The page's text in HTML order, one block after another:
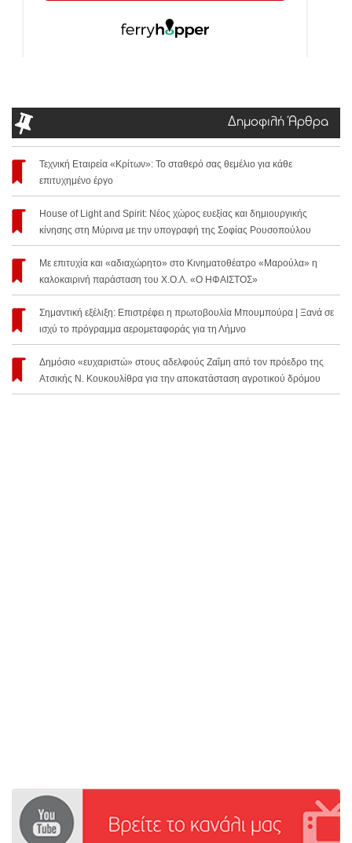
Δημοφιλή Άρθρα
Τεχνική Εταιρεία «Κρίτων»: Το σταθερό σας θεμέλιο για κάθε
επιτυχημένο έργο
House of Light and Spirit: Νέος χώρος ευεξίας και δημιουργικής
κίνησης στη Μύρινα με την υπογραφή της Σοφίας Ρουσοπούλου
Με επιτυχία και «αδιαχώρητο» στο Κινηματοθέατρο «Μαρούλα» η
καλοκαιρινή παράσταση του Χ.Ο.Λ. «Ο ΗΦΑΙΣΤΟΣ»
Σημαντική εξέλιξη: Επιστρέφει η πρωτοβουλία Μπουμπούρα | Ξανά σε
ισχύ το πρόγραμμα αερομεταφοράς για τη Λήμνο
Δημόσιο «ευχαριστώ» στους αδελφούς Ζαΐμη από τον πρόεδρο της
Ατσικής Ν. Κουκουλίθρα για την αποκατάσταση αγροτικού δρόμου